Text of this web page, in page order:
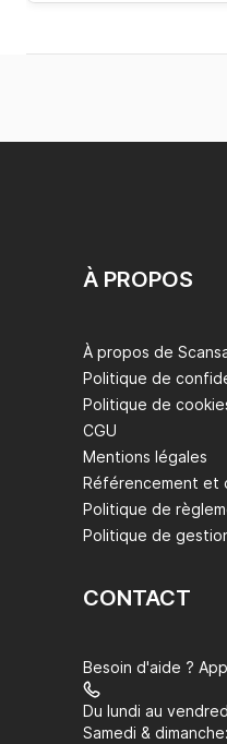
À PROPOS
À propos de
Politique de
Politique de
CGU
Mentions légales
Référencement et
Politique de
Politique de
CONTACT
Besoin d'aide ?
Du lundi au
Samedi &